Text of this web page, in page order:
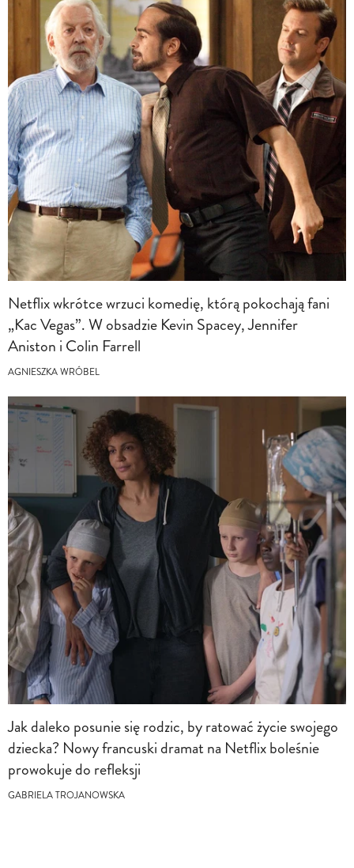
Netflix wkrótce wrzuci komedię, którą pokochają fani
„Kac Vegas”. W obsadzie Kevin Spacey, Jennifer
Aniston i Colin Farrell
AGNIESZKA WRÓBEL
Jak daleko posunie się rodzic, by ratować życie swojego
dziecka? Nowy francuski dramat na Netflix boleśnie
prowokuje do refleksji
GABRIELA TROJANOWSKA